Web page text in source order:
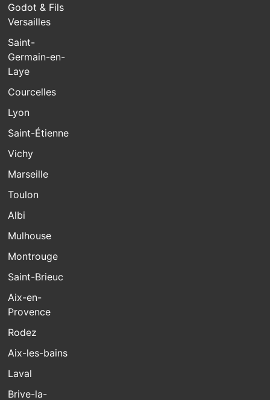
Godot & Fils
Versailles
Saint-
Germain-en-
Laye
Courcelles
Lyon
Saint-Étienne
Vichy
Marseille
Toulon
Albi
Mulhouse
Montrouge
Saint-Brieuc
Aix-en-
Provence
Rodez
Aix-les-bains
Laval
Brive-la-